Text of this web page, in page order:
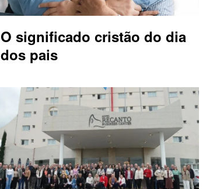
O significado cristão do dia
dos pais